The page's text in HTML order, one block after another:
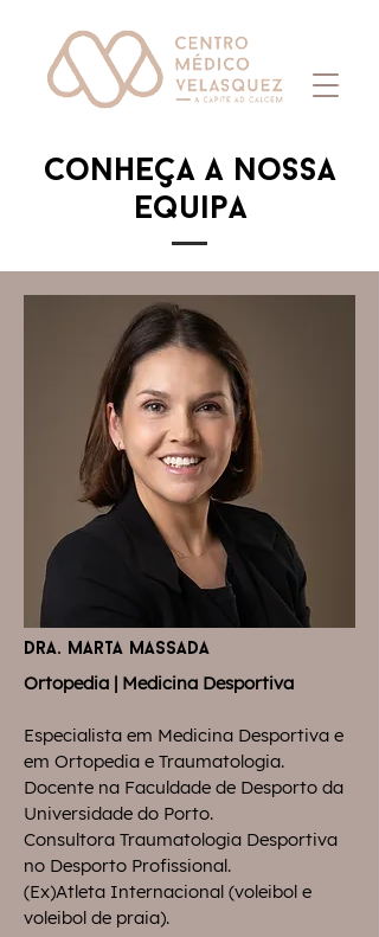
conheça a nossa
equipa
dra. marta massada
Ortopedia | Medicina Desportiva
Especialista em Medicina Desportiva e
em Ortopedia e Traumatologia.
Docente na Faculdade de Desporto da
Universidade do Porto.
Consultora Traumatologia Desportiva
no Desporto Profissional.
(Ex)Atleta Internacional (voleibol e
voleibol de praia).